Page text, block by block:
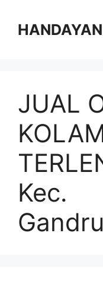
JUAL
Kec.